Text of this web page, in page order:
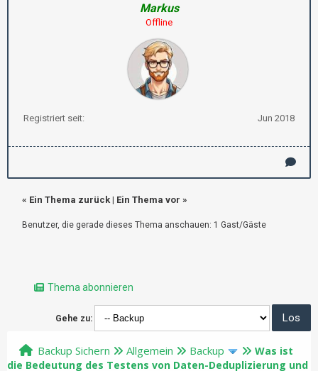
Markus
Offline
Registriert seit: Jun 2018
« Ein Thema zurück | Ein Thema vor »
Benutzer, die gerade dieses Thema anschauen: 1 Gast/Gäste
Thema abonnieren
Gehe zu:
Backup Sichern Allgemein Backup
Was ist
die Bedeutung des Testens von Daten-Deduplizierung und